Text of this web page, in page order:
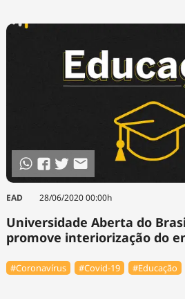
EAD 28/06/2020 00:00h
Universidade Aberta do
promove interiorização do
#Coronavírus #Covid-19 #Educação